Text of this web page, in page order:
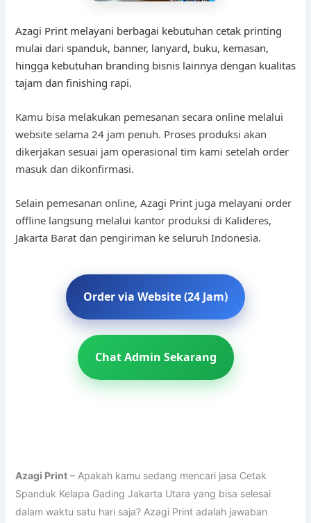
Azagi Print melayani berbagai kebutuhan cetak printing
mulai dari spanduk, banner, lanyard, buku, kemasan,
hingga kebutuhan branding bisnis lainnya dengan kualitas
tajam dan finishing rapi.
Kamu bisa melakukan pemesanan secara online melalui
website selama 24 jam penuh. Proses produksi akan
dikerjakan sesuai jam operasional tim kami setelah order
masuk dan dikonfirmasi.
Selain pemesanan online, Azagi Print juga melayani order
offline langsung melalui kantor produksi di Kalideres,
Jakarta Barat dan pengiriman ke seluruh Indonesia.
Order via Website (24 Jam)
Chat Admin Sekarang
Azagi Print– Apakah kamu sedang mencari jasa Cetak
Spanduk Kelapa Gading Jakarta Utara yang bisa selesai
dalam waktu satu hari saja? Azagi Print adalah jawaban